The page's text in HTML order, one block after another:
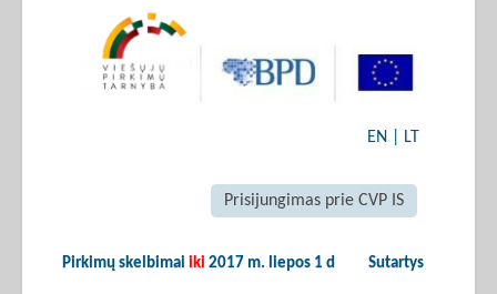
EN LT
Prisijungimas prie CVP IS
Pirkimų skelbimai iki 2017 m. liepos 1 d Sutartys